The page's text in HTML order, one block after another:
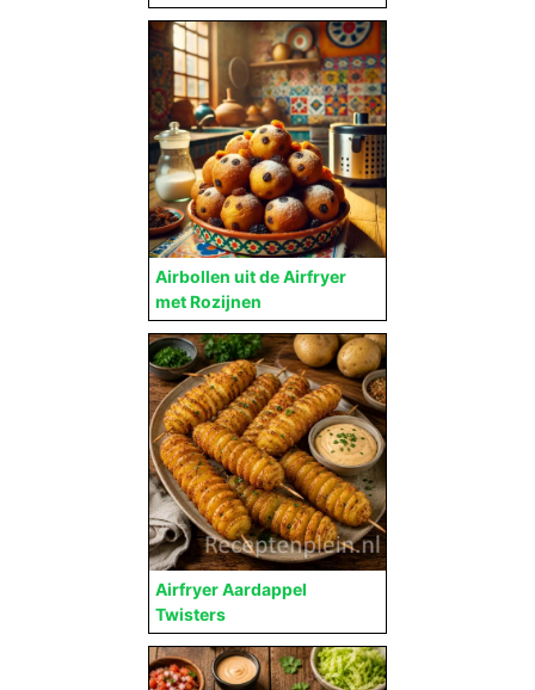
Airbollen uit de Airfryer
met Rozijnen
Airfryer Aardappel
Twisters